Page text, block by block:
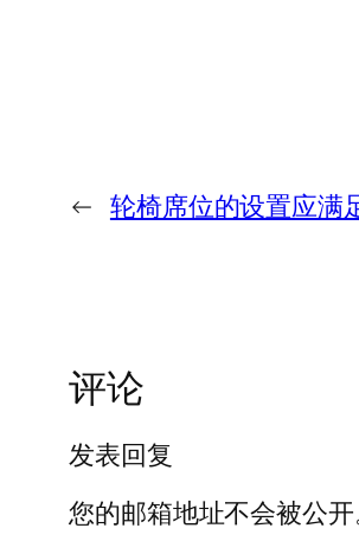
← 轮椅席位的设置应满
评论
发表回复
您的邮箱地址不会被公开